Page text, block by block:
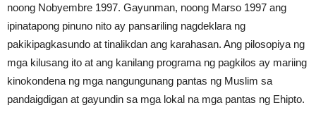
noong Nobyembre 1997. Gayunman, noong Marso 1997 ang
ipinatapong pinuno nito ay pansariling nagdeklara ng
pakikipagkasundo at tinalikdan ang karahasan. Ang pilosopiya ng
mga kilusang ito at ang kanilang programa ng pagkilos ay mariing
kinokondena ng mga nangungunang pantas ng Muslim sa
pandaigdigan at gayundin sa mga lokal na mga pantas ng Ehipto.